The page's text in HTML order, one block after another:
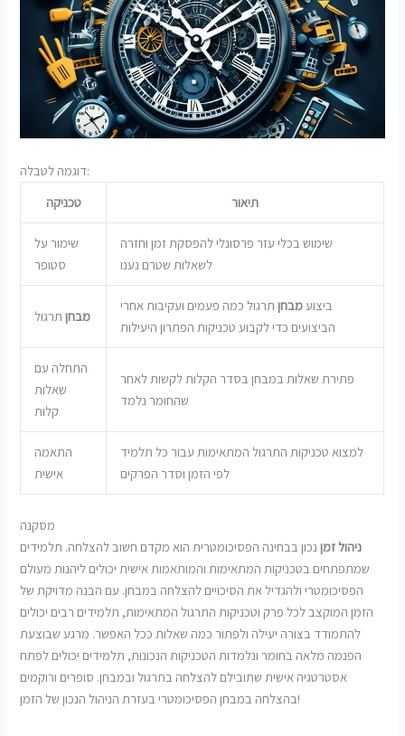
דוגמה לטבלה:
טכניקה
תיאור
שימור על
סטופר
שימוש בכלי עזר פרסונלי להפסקת זמן וחזרה
לשאלות שטרם נענו
מבחןתרגול
ביצוע מבחןתרגול כמה פעמים ועקיבות אחרי
הביצועים כדי לקבוע טכניקות הפתרון היעילות
התחלה עם
שאלות
קלות
פתירת שאלות במבחן בסדר הקלות לקשות לאחר
שהחומר נלמד
התאמה
אישית
למצוא טכניקות התרגול המתאימות עבור כל תלמיד
לפי הזמן וסדר הפרקים
מסקנה
ניהול זמןנכון בבחינה הפסיכומטרית הוא מקדם חשוב להצלחה. תלמידים
שמתפתחים בטכניקות המתאימות והמותאמות אישית יכולים ליהנות מעולם
הפסיכומטרי ולהגדיל את הסיכויים להצלחה במבחן. עם הבנה מדויקת של
הזמן המוקצב לכל פרק וטכניקות התרגול המתאימות, תלמידים רבים יכולים
להתמודד בצורה יעילה ולפתור כמה שאלות ככל האפשר. מרגע שבוצעת
הפנמה מלאה בחומר ונלמדות הטכניקות הנכונות, תלמידים יכולים לפתח
אסטרטגיה אישית שתובילם להצלחה בתרגול ובמבחן. סופרים ורוקמים
בהצלחה במבחן הפסיכומטרי בעזרת הניהול הנכון של הזמן!